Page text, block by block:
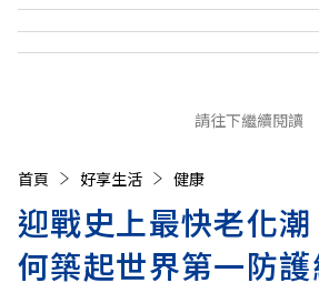
請往下繼續閱讀
首頁 好享生活 健康
迎戰史上最快老化
何築起世界第一防護